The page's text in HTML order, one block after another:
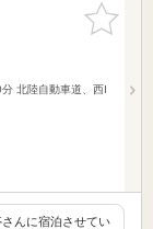
お気に入
りに追加
北陸自動車道、西I
んに宿泊させてい